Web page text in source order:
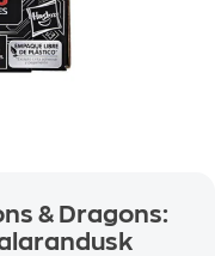
& Dragons: